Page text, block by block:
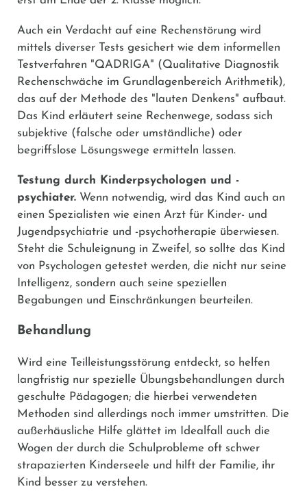
Auch ein Verdacht auf eine Rechenstörung wird
mittels diverser Tests gesichert wie dem informellen
Testverfahren "QADRIGA" (Qualitative Diagnostik
Rechenschwäche im Grundlagenbereich Arithmetik),
das auf der Methode des "lauten Denkens" aufbaut.
Das Kind erläutert seine Rechenwege, sodass sich
subjektive (falsche oder umständliche) oder
begriffslose Lösungswege ermitteln lassen.
Testung durch Kinderpsychologen und -
psychiater. Wenn notwendig, wird das Kind auch an
einen Spezialisten wie einen Arzt für Kinder- und
Jugendpsychiatrie und -psychotherapie überwiesen.
Steht die Schuleignung in Zweifel, so sollte das Kind
von Psychologen getestet werden, die nicht nur seine
Intelligenz, sondern auch seine speziellen
Begabungen und Einschränkungen beurteilen.
Behandlung
Wird eine Teilleistungsstörung entdeckt, so helfen
langfristig nur spezielle Übungsbehandlungen durch
geschulte Pädagogen; die hierbei verwendeten
Methoden sind allerdings noch immer umstritten. Die
außerhäusliche Hilfe glättet im Idealfall auch die
Wogen der durch die Schulprobleme oft schwer
strapazierten Kinderseele und hilft der Familie, ihr
Kind besser zu verstehen.